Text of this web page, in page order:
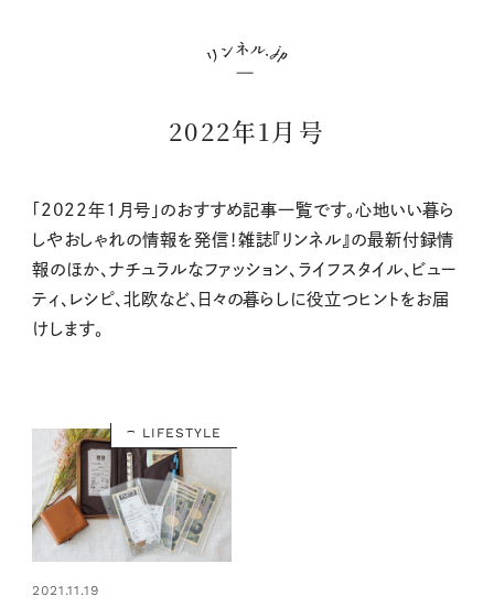
2022年1月号
「2022年1月号」のおすすめ記事一覧です。心地いい暮ら
しやおしゃれの情報を発信！雑誌『リンネル』の最新付録情
報のほか、ナチュラルなファッション、ライフスタイル、ビュー
ティ、レシピ、北欧など、日々の暮らしに役立つヒントをお届
けします。
LIFESTYLE
2021.11.19